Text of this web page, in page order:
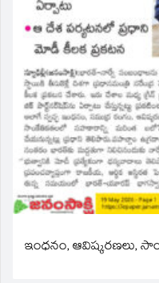
ఇంధనం, ఆవిష్కరణలు,